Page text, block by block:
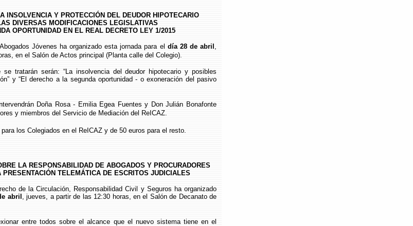
INSOLVENCIA Y PROTECCIÓN DEL DEUDOR HIPOTECARIO
DIVERSAS MODIFICACIONES LEGISLATIVAS
OPORTUNIDAD EN EL REAL DECRETO LEY 1/2015
Jóvenes ha organizado esta jornada para el día 28 de abril ,
en el Salón de Actos principal (Planta calle del Colegio).
serán: “La insolvencia del deudor hipotecario y posibles
y “El derecho a la segunda oportunidad - o exoneración del pasivo
Doña Rosa - Emilia Egea Fuentes y Don Julián Bonafonte
y miembros del Servicio de Mediación del ReICAZ.
los Colegiados en el ReICAZ y de 50 euros para el resto.
LA RESPONSABILIDAD DE ABOGADOS Y PROCURADORES
PRESENTACIÓN TELEMÁTICA DE ESCRITOS JUDICIALES
la Circulación, Responsabilidad Civil y Seguros ha organizado
abril , jueves, a partir de las 12:30 horas, en el Salón de Decanato de
todos sobre el alcance que el nuevo sistema tiene en el